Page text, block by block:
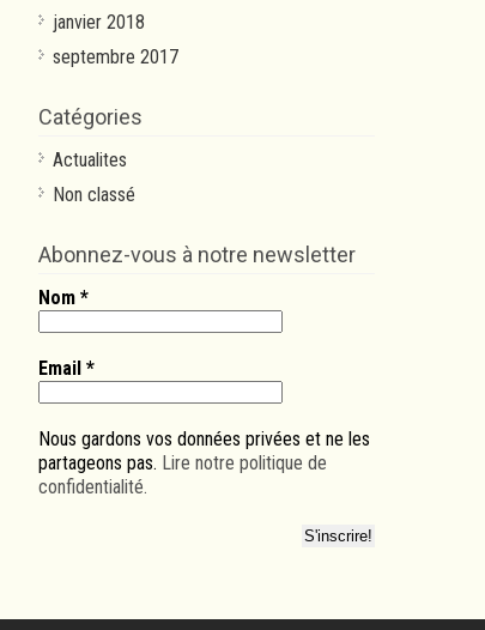
janvier 2018
septembre 2017
Catégories
Actualites
Non classé
Abonnez-vous à notre newsletter
Nom *
Email *
Nous gardons vos données privées et ne les
partageons pas. Lire notre politique de
confidentialité.